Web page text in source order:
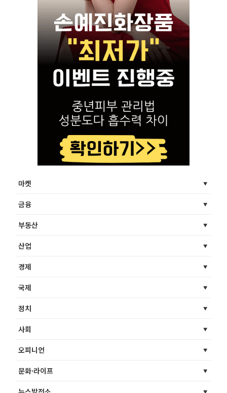
마켓
금융
부동산
산업
경제
국제
정치
사회
오피니언
문화·라이프